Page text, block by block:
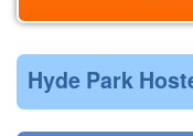
Hyde Park